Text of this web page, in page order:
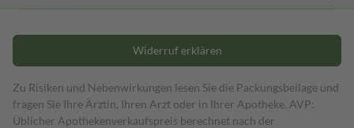
Widerruf erklären
Zu Risiken und Nebenwirkungen lesen Sie die Packungsbeilage und
fragen Sie Ihre Ärztin, Ihren Arzt oder in Ihrer Apotheke. AVP:
Üblicher Apothekenverkaufspreis berechnet nach der